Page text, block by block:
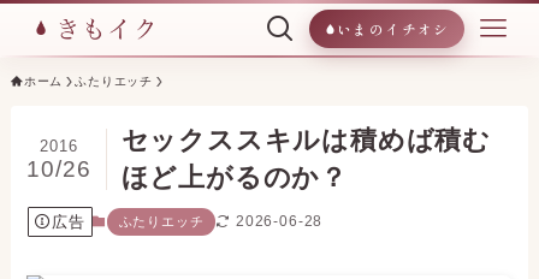
いまのイチオシ
ホーム ふたりエッチ
セックススキルは積めば積む
ほど上がるのか？
2016
10/26
広告 ふたりエッチ 2026-06-28